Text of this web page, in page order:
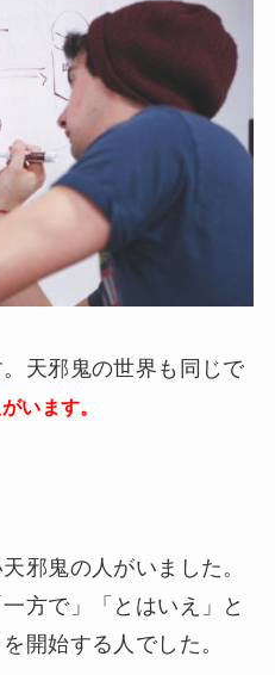
天邪鬼の世界も同じで
います。
邪鬼の人がいました。
方で」「とはいえ」と
開始する人でした。